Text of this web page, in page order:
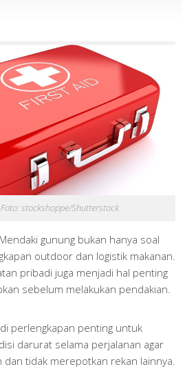
stockshoppe/Shutterstock
gunung bukan hanya soal
outdoor dan logistik makanan.
pribadi juga menjadi hal penting
sebelum melakukan pendakian.
perlengkapan penting untuk
darurat selama perjalanan agar
dan tidak merepotkan rekan lainnya.